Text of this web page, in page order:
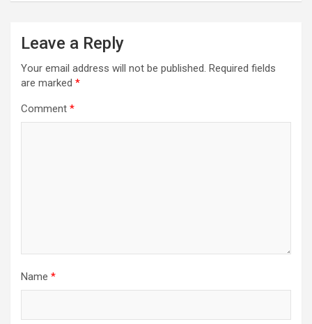
Leave a Reply
Your email address will not be published. Required fields
are marked *
Comment *
Name *